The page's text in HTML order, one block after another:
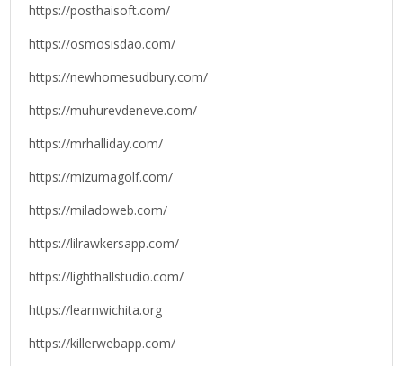
https://posthaisoft.com/
https://osmosisdao.com/
https://newhomesudbury.com/
https://muhurevdeneve.com/
https://mrhalliday.com/
https://mizumagolf.com/
https://miladoweb.com/
https://lilrawkersapp.com/
https://lighthallstudio.com/
https://learnwichita.org
https://killerwebapp.com/